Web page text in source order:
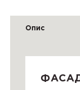
Опис